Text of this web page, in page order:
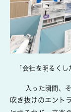
「会社を明るく
入った瞬間、
吹き抜けのエント